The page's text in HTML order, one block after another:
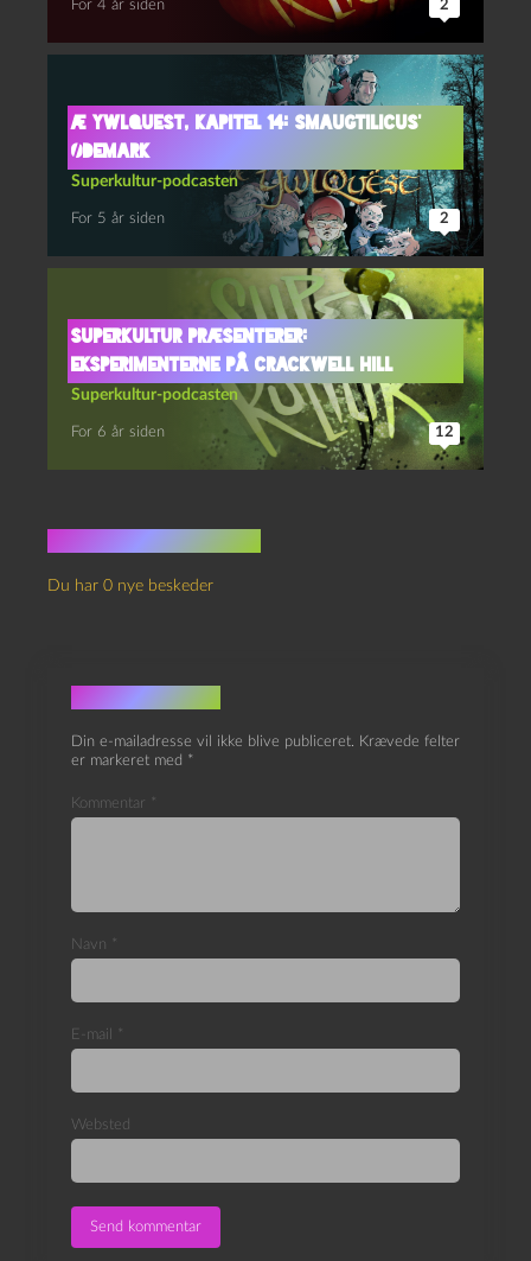
For 4 år siden 2
Æ YwlQuest, kapitel 14: Smaugtilicus’
ødemark
Superkultur-podcasten
For 5 år siden 2
Superkultur præsenterer:
Eksperimenterne på Crackwell Hill
Superkultur-podcasten
For 6 år siden 12
Du har 0 nye beskeder
Skriv et svar
Din e-mailadresse vil ikke blive publiceret.
Krævede felter
er markeret med *
Kommentar *
Navn *
E-mail *
Websted